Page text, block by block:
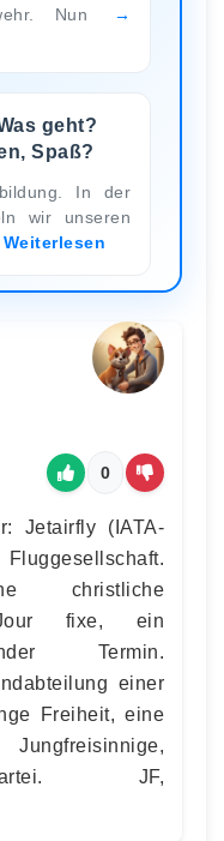
Nun
geht?
Spaß?
In der
wir unseren
Weiterlesen
0
Jetairfly (IATA-
christliche
Jour fixe, ein
Termin.
einer
Freiheit, eine
Jungfreisinnige,
JF,